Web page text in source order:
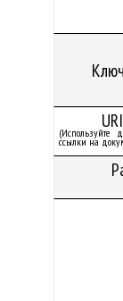
(Используйте
ссылки на